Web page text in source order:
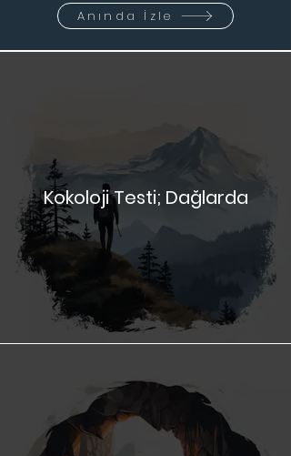
Kokoloji Testi; Dağlarda